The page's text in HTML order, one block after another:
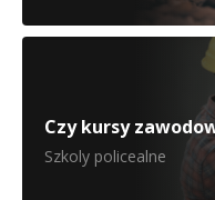
Czy kursy
Szkoly policealne